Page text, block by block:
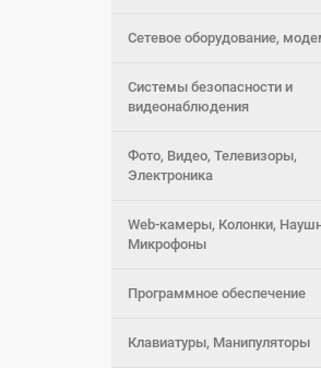
Сетевое оборудование,
Системы безопасности и
видеонаблюдения
Фото, Видео, Телевизоры,
Электроника
Web-камеры, Колонки,
Микрофоны
Программное обеспечение
Клавиатуры, Манипуляторы